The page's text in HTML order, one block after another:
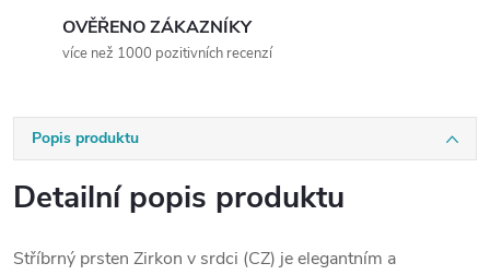
OVĚŘENO ZÁKAZNÍKY
více než 1000 pozitivních recenzí
Popis produktu
Detailní popis produktu
Stříbrný prsten Zirkon v srdci (CZ) je elegantním a